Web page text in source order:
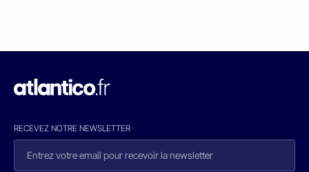
RECEVEZ NOTRE NEWSLETTER